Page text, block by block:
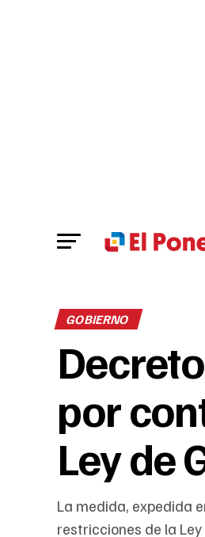
GOBIERNO
por
Ley de
La medida, expedida
restricciones de la